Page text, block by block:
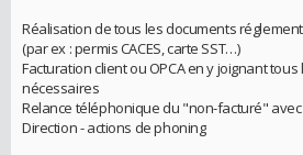
Réalisation de tous les documents
(par ex : permis CACES, carte SST…)
Facturation client ou OPCA en y joignant
nécessaires
Relance téléphonique du "non-facturé"
Direction - actions de phoning